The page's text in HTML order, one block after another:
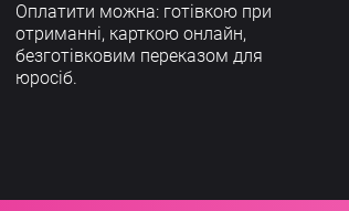
Оплатити можна: готівкою при
отриманні, карткою онлайн,
безготівковим переказом для
юросіб.